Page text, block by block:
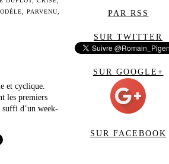
PARVENU
et cyclique.
les premiers
suffi d’un week-
PAR RSS
SUR TWITTER
SUR GOOGLE+
SUR FACEBOOK